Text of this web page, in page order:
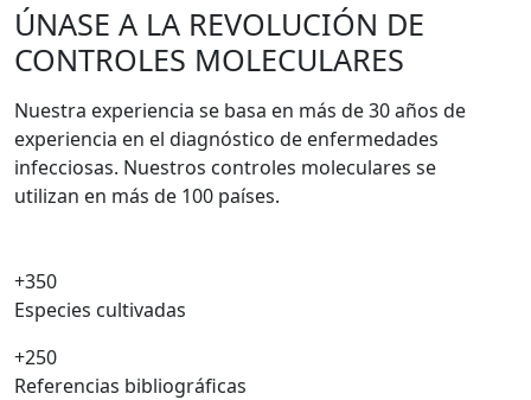
ÚNASE A LA REVOLUCIÓN DE
CONTROLES MOLECULARES
Nuestra experiencia se basa en más de 30 años de
experiencia en el diagnóstico de enfermedades
infecciosas. Nuestros controles moleculares se
utilizan en más de 100 países.
+350
Especies cultivadas
+250
Referencias bibliográficas